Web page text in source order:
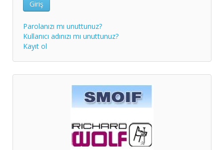
Giriş
Parolanızı mı unuttunuz?
Kullanıcı adınızı mı unuttunuz?
Kayıt ol